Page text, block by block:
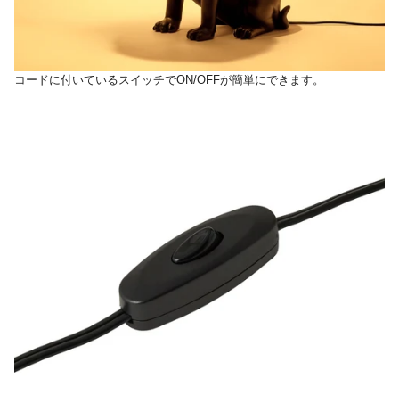
コードに付いているスイッチでON/OFFが簡単にできます。